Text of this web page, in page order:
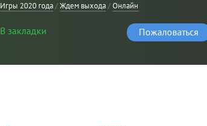
Игры 2020 года/Ждем выхода/Онлайн стратегии
В закладки Пожаловаться